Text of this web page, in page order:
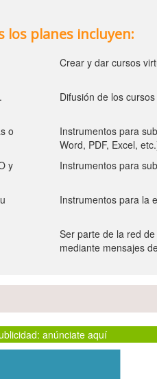
los planes incluyen:
o
y
Crear y dar cursos
Difusión de los
Instrumentos para
Word, PDF, Excel,
Instrumentos para
Instrumentos para la
Ser parte de la red
mediante mensajes
anúnciate aquí